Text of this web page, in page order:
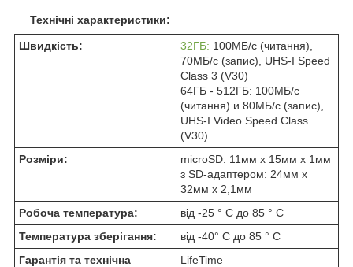
Технічні характеристики:
Швидкість: 32ГБ: 100МБ/с (читання),
70МБ/с (запис), UHS-I Speed
Class 3 (V30)
64ГБ - 512ГБ: 100МБ/с
(читання) и 80МБ/с (запис),
UHS-I Video Speed Class
(V30)
Розміри:
microSD: 11мм x 15мм x 1мм
з SD-адаптером: 24мм x
32мм x 2,1мм
Робоча температура:
від -25 ° C до 85 ° C
Температура зберігання:
від -40° C до 85 ° C
Гарантія та технічна
LifeTime